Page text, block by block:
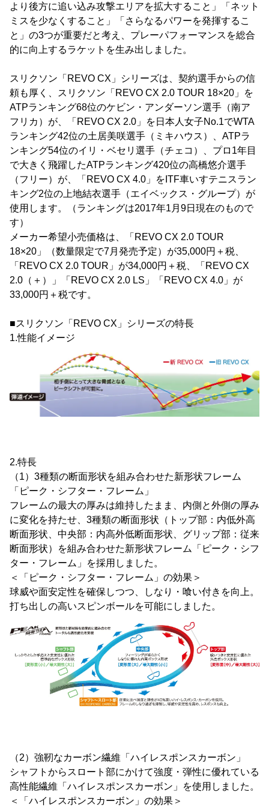
より後方に追い込み攻撃エリアを拡大すること」「ネット
ミスを少なくすること」「さらなるパワーを発揮するこ
と」の3つが重要だと考え、プレーパフォーマンスを総合
的に向上するラケットを生み出しました。
スリクソン「REVO CX」シリーズは、契約選手からの信
頼も厚く、スリクソン「REVO CX 2.0 TOUR 18×20」を
ATPランキング68位のケビン・アンダーソン選手（南ア
フリカ）が、「REVO CX 2.0」を日本人女子No.1でWTA
ランキング42位の土居美咲選手（ミキハウス）、ATPラ
ンキング54位のイリ・ベセリ選手（チェコ）、プロ1年目
で大きく飛躍したATPランキング420位の高橋悠介選手
（フリー）が、「REVO CX 4.0」をITF車いすテニスラン
キング2位の上地結衣選手（エイベックス・グループ）が
使用します。（ランキングは2017年1月9日現在のもので
す）
メーカー希望小売価格は、「REVO CX 2.0 TOUR
18×20」（数量限定で7月発売予定）が35,000円＋税、
「REVO CX 2.0 TOUR」が34,000円＋税、「REVO CX
2.0（＋）」「REVO CX 2.0 LS」「REVO CX 4.0」が
33,000円＋税です。
■スリクソン「REVO CX」シリーズの特長
1.性能イメージ
2.特長
（1）3種類の断面形状を組み合わせた新形状フレーム
「ピーク・シフター・フレーム」
フレームの最大の厚みは維持したまま、内側と外側の厚み
に変化を持たせ、3種類の断面形状（トップ部：内低外高
断面形状、中央部：内高外低断面形状、グリップ部：従来
断面形状）を組み合わせた新形状フレーム「ピーク・シフ
ター・フレーム」を採用しました。
＜「ピーク・シフター・フレーム」の効果＞
球威や面安定性を確保しつつ、しなり・喰い付きを向上。
打ち出しの高いスピンボールを可能にしました。
（2）強靭なカーボン繊維「ハイレスポンスカーボン」
シャフトからスロート部にかけて強度・弾性に優れている
高性能繊維「ハイレスポンスカーボン」を使用しました。
＜「ハイレスポンスカーボン」の効果＞